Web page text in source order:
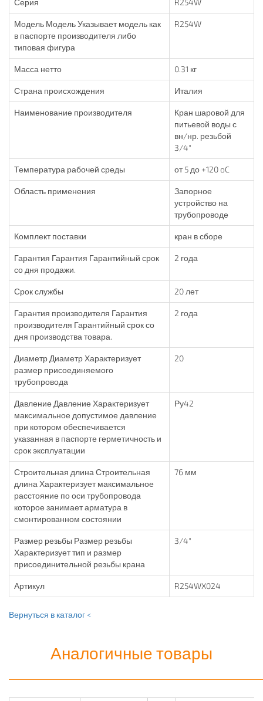
Серия R254W
Модель Модель Указывает модель как
в паспорте производителя либо
типовая фигура
R254W
Масса нетто 0.31 кг
Страна происхождения Италия
Наименование производителя
Кран шаровой для
питьевой воды с
вн/нр. резьбой
3/4"
Температура рабочей среды от 5 до +120 oC
Область применения
Запорное
устройство на
трубопроводе
Комплект поставки кран в сборе
Гарантия Гарантия Гарантийный срок
со дня продажи.
2 года
Срок службы 20 лет
Гарантия производителя Гарантия
производителя Гарантийный срок со
дня производства товара.
2 года
Диаметр Диаметр Характеризует
размер присоединяемого
трубопровода
20
Давление Давление Характеризует
максимальное допустимое давление
при котором обеспечивается
указанная в паспорте герметичность и
срок эксплуатации
Ру42
Строительная длина Строительная
длина Характеризует максимальное
расстояние по оси трубопровода
которое занимает арматура в
смонтированном состоянии
76 мм
Размер резьбы Размер резьбы
Характеризует тип и размер
присоединительной резьбы крана
3/4"
Артикул R254WX024
Вернуться в каталог <
Аналогичные товары